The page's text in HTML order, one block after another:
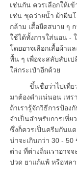
เช่นกัน ควรเลือกให้เ
เช่น ชุดว่ายน้ำ ผ้าผืน
กล้าม เสื้อยืดสบาย ๆ
ใช้ได้ทั้งการใส่นอน -
โดยอาจเลือกเสื้อผ้าแ
พื้น ๆ เพื่อจะสลับสับเป
ใส่กระเป๋าอีกด้วย
ขึ้นชื่อว่าไปเที่ยวท
มาต้องดำแน่นอน เพร
ถ้าเรารู้จักวิธีการป้อ
จำเป็นสำหรับการเที่
ซึ่งก็ควรเป็นครีมกันแ
น่าจะเกินกว่า 30 -
ต่าง ที่ต่างถิ่นเราอาจจ
ปวด ยาแก้แพ้ หรือพลา